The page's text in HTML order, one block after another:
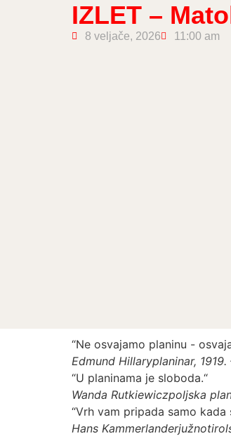
IZLET –
8 veljače, 2026 11:00 am
“Ne osvajamo planinu -
Edmund Hillaryplaninar,
“U planinama je sloboda.“
Wanda Rutkiewiczpoljska
“Vrh vam pripada samo
Hans Kammerlander